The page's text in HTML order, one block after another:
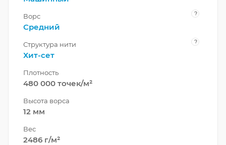
Ворс ?
Средний
Структура нити ?
Хит-сет
Плотность
480 000 точек/м²
Высота ворса
12 мм
Вес
2486 г/м²